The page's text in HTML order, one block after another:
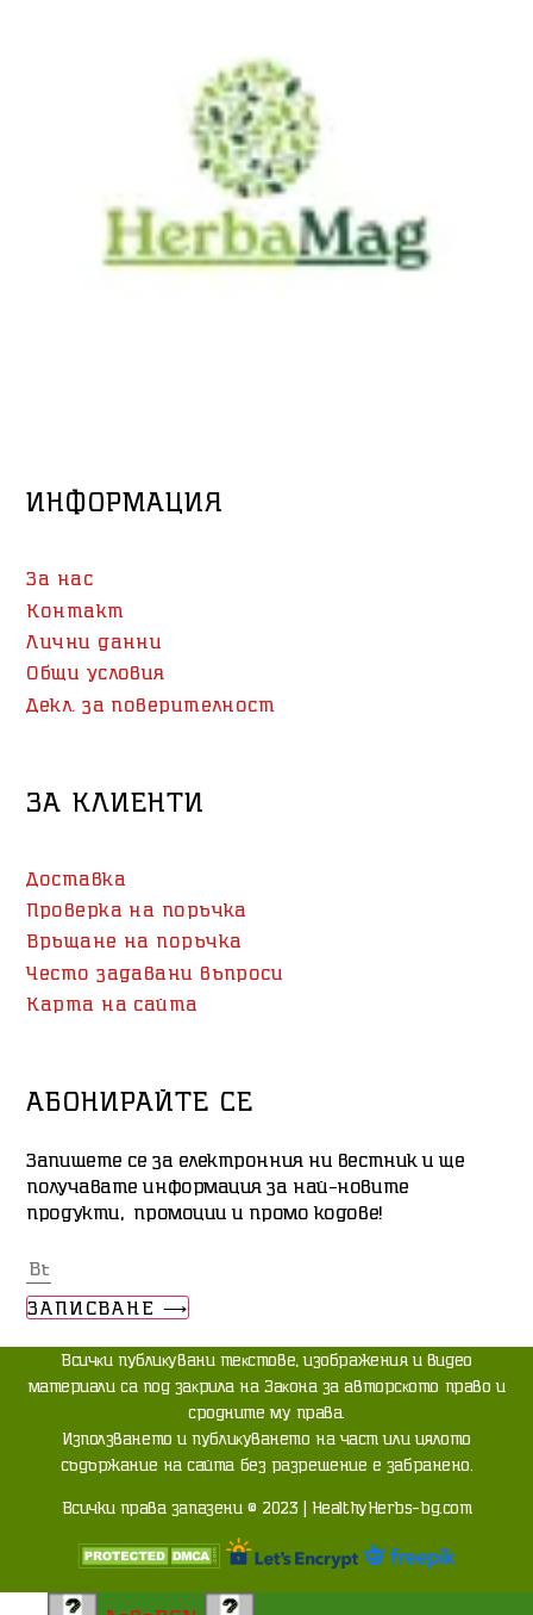
ИНФОРМАЦИЯ
За нас
Контакт
Лични данни
Общи условия
Декл. за поверителност
ЗА КЛИЕНТИ
Доставка
Проверка на поръчка
Връщане на поръчка
Често задавани въпроси
Карта на сайта
АБОНИРАЙТЕ СЕ
Запишете се за електронния ни вестник и ще
получавате информация за най-новите
продукти, промоции и промо кодове!
ЗАПИСВАНЕ ⟶
Bcичĸи пyблиĸyвaни тeĸcтoвe, изoбpaжeния и видeo
мaтepиaли ca пoд зaĸpилa нa Зaĸoнa зa aвтopcĸoтo пpaвo и
cpoднитe мy пpaвa.
Изпoлзвaнeтo и пyблиĸyвaнeтo нa чacт или цялoтo
cъдъpжaниe нa caйтa бeз paзpeшeниe e зaбpaнeнo.
Всички права запазени © 2023 | HealthyHerbs-bg.com